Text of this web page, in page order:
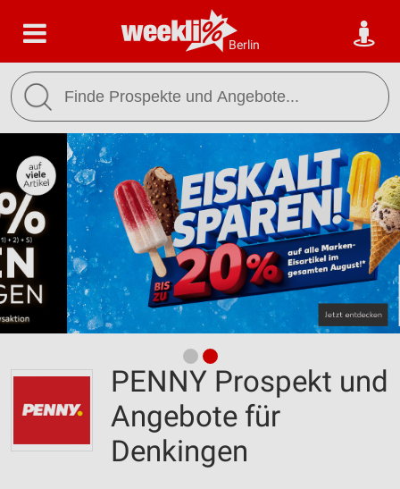
Berlin
PENNY Prospekt und
Angebote für
Denkingen